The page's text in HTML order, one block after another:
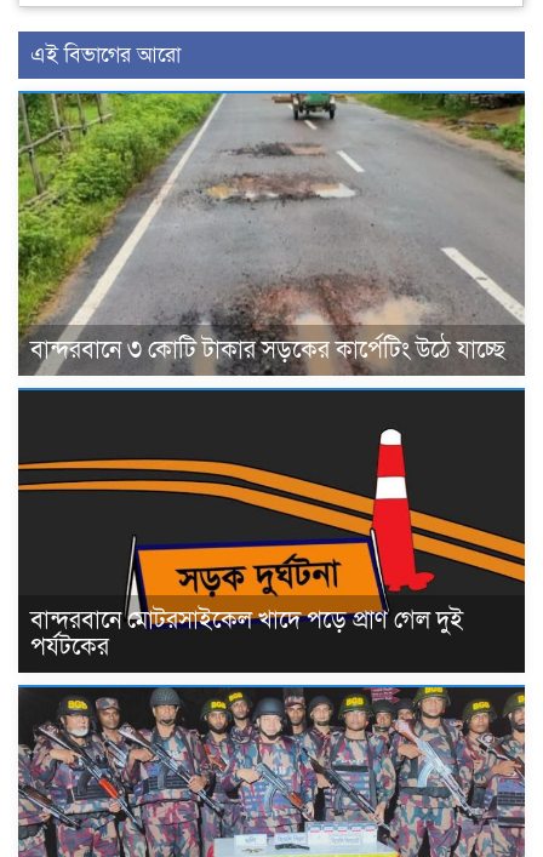
এই বিভাগের আরো
বান্দরবানে ৩ কোটি টাকার সড়কের কার্পেটিং উঠে যাচ্ছে
বান্দরবানে মোটরসাইকেল খাদে পড়ে প্রাণ গেল দুই
পর্যটকের